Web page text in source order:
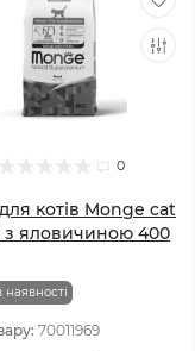
0
котів Monge cat
яловичиною 400
70011969